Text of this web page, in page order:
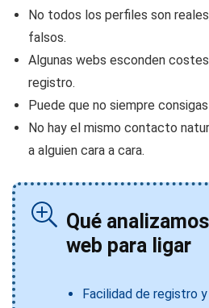
No todos los perfiles son
falsos.
Algunas webs esconden
registro.
Puede que no siempre
No hay el mismo contacto
a alguien cara a cara.
Qué
web para ligar
Facilidad de registro